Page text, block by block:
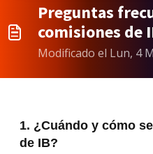
Preguntas
comisiones de
Modificado el Lun, 4
1. ¿Cuándo y cómo
de IB?